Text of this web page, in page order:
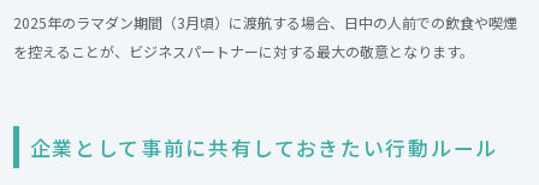
2025年のラマダン期間（3月頃）に渡航する場合、日中の人前での飲食や喫煙
を控えることが、ビジネスパートナーに対する最大の敬意となります。
企業として事前に共有しておきたい行動ルール